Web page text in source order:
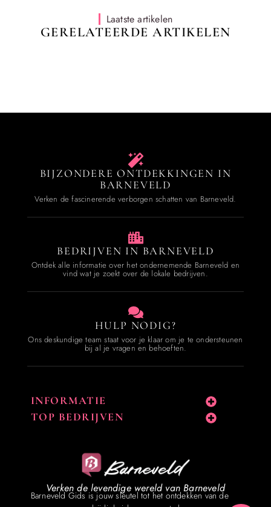
Laatste artikelen
GERELATEERDE ARTIKELEN
BIJZONDERE ONTDEKKINGEN IN
BARNEVELD
Verken de fascinerende verborgen schatten van Barneveld.
BEDRIJVEN IN BARNEVELD
Ontdek alle informatie over het ondernemende Barneveld en
vind wat je zoekt over de lokale bedrijven.
HULP NODIG?
Ons deskundige team staat voor je klaar om je te ondersteunen
bij al je vragen en behoeften.
INFORMATIE
TOP BEDRIJVEN
Verken de levendige wereld van Barneveld
Barneveld Gids is jouw sleutel tot het ontdekken van de